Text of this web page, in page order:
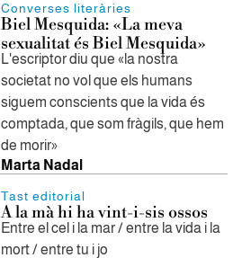
Converses literàries
Biel Mesquida: «La meva
sexualitat és Biel Mesquida»
L'escriptor diu que «la nostra
societat no vol que els humans
siguem conscients que la vida és
comptada, que som fràgils, que hem
de morir»
Marta Nadal
Tast editorial
A la mà hi ha vint-i-sis ossos
Entre el cel i la mar / entre la vida i la
mort / entre tu i jo